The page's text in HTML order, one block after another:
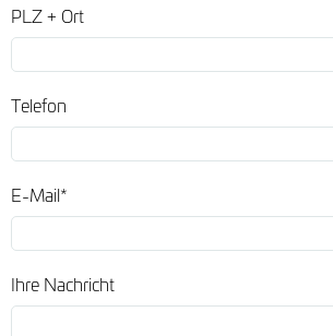
PLZ + Ort
Telefon
E-Mail*
Ihre Nachricht